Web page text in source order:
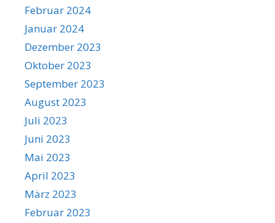
Februar 2024
Januar 2024
Dezember 2023
Oktober 2023
September 2023
August 2023
Juli 2023
Juni 2023
Mai 2023
April 2023
März 2023
Februar 2023